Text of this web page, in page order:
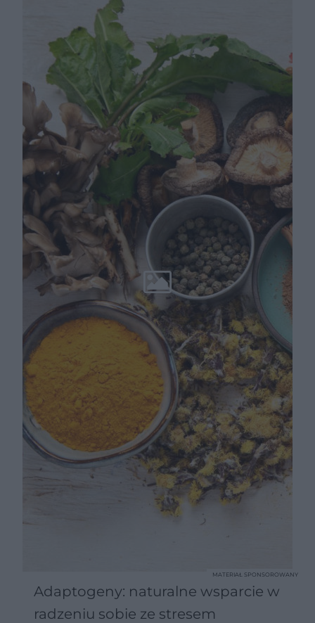
Adaptogeny: naturalne wsparcie w
radzeniu sobie ze stresem
MATERIAŁ SPONSOROWANY